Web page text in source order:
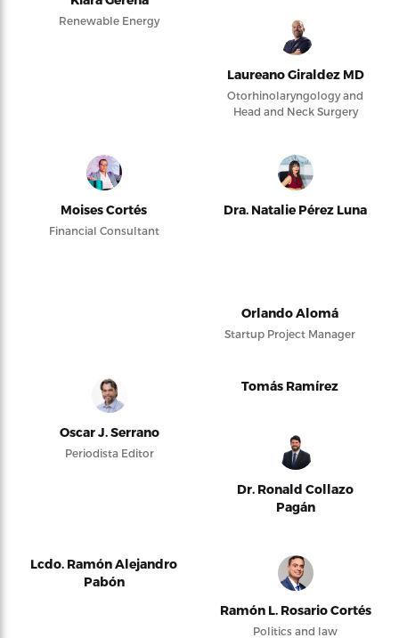
Renewable Energy
Laureano Giraldez MD
Otorhinolaryngology and
Head and Neck Surgery
Moises Cortés
Financial Consultant
Dra. Natalie Pérez Luna
Orlando Alomá
Startup Project Manager
Oscar J. Serrano
Periodista Editor
Tomás Ramírez
Dr. Ronald Collazo
Pagán
Lcdo. Ramón Alejandro
Pabón
Ramón L. Rosario Cortés
Politics and law